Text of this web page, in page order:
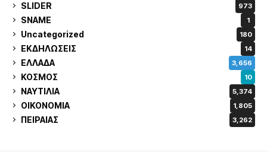
SLIDER 973
SNAME 1
Uncategorized 180
ΕΚΔΗΛΩΣΕΙΣ 14
ΕΛΛΑΔΑ 3,656
ΚΟΣΜΟΣ 10
ΝΑΥΤΙΛΙΑ 5,374
ΟΙΚΟΝΟΜΙΑ 1,805
ΠΕΙΡΑΙΑΣ 3,262